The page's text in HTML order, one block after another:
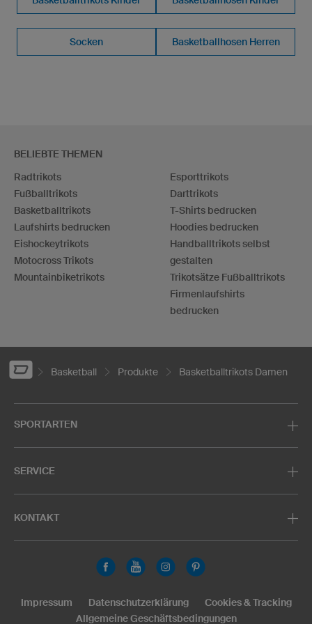
Socken Basketballhosen Herren
BELIEBTE THEMEN
Radtrikots
Fußballtrikots
Basketballtrikots
Laufshirts bedrucken
Eishockeytrikots
Motocross Trikots
Mountainbiketrikots
Esporttrikots
Darttrikots
T-Shirts bedrucken
Hoodies bedrucken
Handballtrikots selbst
gestalten
Trikotsätze Fußballtrikots
Firmenlaufshirts
bedrucken
Basketball Produkte Basketballtrikots Damen
SPORTARTEN
SERVICE
KONTAKT
Impressum Datenschutzerklärung
Cookies & Tracking
Allgemeine Geschäftsbedingungen